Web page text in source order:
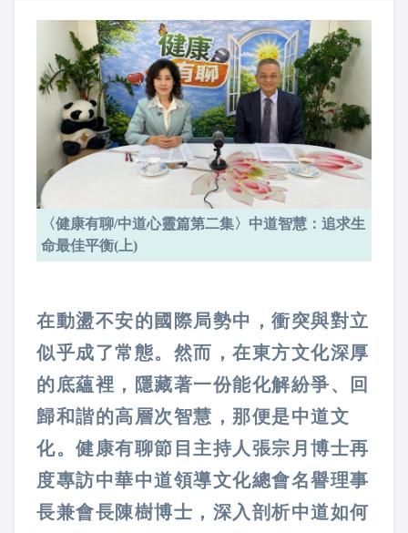
〈健康有聊/中道心靈篇第二集〉中道智慧：追求生
命最佳平衡(上)
在動盪不安的國際局勢中，衝突與對立
似乎成了常態。然而，在東方文化深厚
的底蘊裡，隱藏著一份能化解紛爭、回
歸和諧的高層次智慧，那便是中道文
化。健康有聊節目主持人張宗月博士再
度專訪中華中道領導文化總會名譽理事
長兼會長陳樹博士，深入剖析中道如何